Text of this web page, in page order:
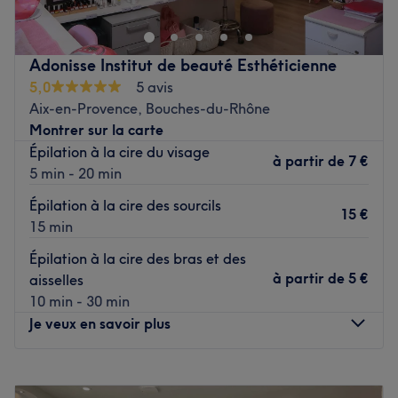
qu'à vous grâce à des soins sur mesure effectués avec
professionnalisme. Que ce soit pour une pause bien-être
rapide ou une journée de cocooning, le salon met l'accent
sur les soins et garantit une expérience mémorable.
Transport public le plus proche
Le salon est situé à trois minutes à pied de l'arrêt de bus
Labrouste - Vouillé.
L’équipe
Cricket est ravie de partager son savoir-faire.
Nos coups de cœur :
L’atmosphère : une ambiance conviviale dans un institut
moderne où vous vous sentirez détendu.
Les spécialités de l’établissement : les soins du visage et
Adonisse Institut de beauté Esthéticienne
5,0
5 avis
Aix-en-Provence, Bouches-du-Rhône
Montrer sur la carte
Épilation à la cire du visage
5 min - 20 min
à partir de 7 €
Épilation à la cire des sourcils
15 min
15 €
Épilation à la cire des bras et des
aisselles
10 min - 30 min
à partir de 5 €
Je veux en savoir plus